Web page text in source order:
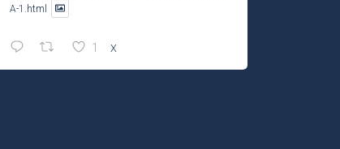
A-1.html
1 X